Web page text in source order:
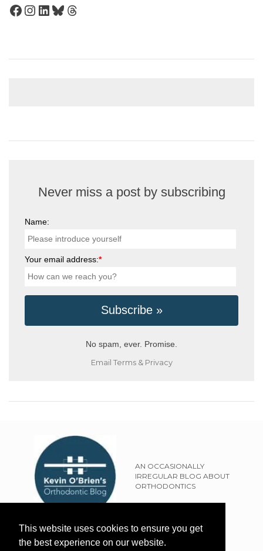
This website uses cookies to ensure you get
the best experience on our website.
Facebook
Instagram
LinkedIn
Bluesky
Threads
Never miss a post by subscribing
Name:
Your email address:*
No spam, ever. Promise.
Email Terms& Privacy
AN OCCASIONALLY
IRREGULAR BLOG ABOUT
ORTHODONTICS
SITEMAP
TERMS OF USE